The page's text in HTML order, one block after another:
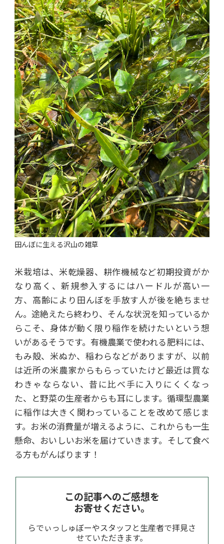
田んぼに生える沢山の雑草
米栽培は、米乾燥器、耕作機械など初期投資がか
なり高く、新規参入するにはハードルが高い一
方、高齢により田んぼを手放す人が後を絶ちませ
ん。途絶えたら終わり、そんな状況を知っているか
らこそ、身体が動く限り稲作を続けたいという想
いがあるそうです。有機農業で使われる肥料には、
もみ殻、米ぬか、稲わらなどがありますが、以前
は近所の米農家からもらっていたけど最近は買な
わきゃならない、昔に比べ手に入りにくくなっ
た、と野菜の生産者からも耳にします。循環型農業
に稲作は大きく関わっていることを改めて感じま
す。お米の消費量が増えるように、これからも一生
懸命、おいしいお米を届けていきます。そして食べ
る方もがんばります！
この記事へのご感想を
お寄せください。
らでぃっしゅぼーやスタッフと生産者で拝見さ
せていただきます。